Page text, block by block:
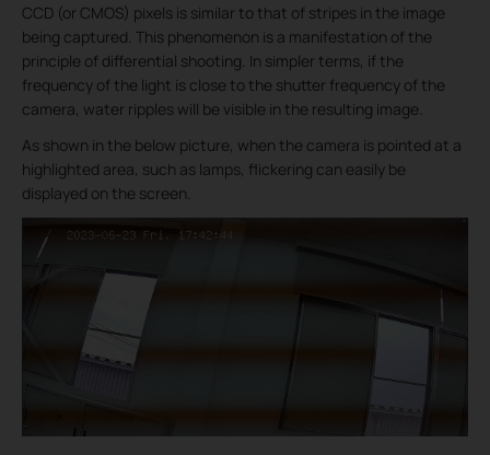
CCD (or CMOS) pixels is similar to that of stripes in the image
being captured. This phenomenon is a manifestation of the
principle of differential shooting. In simpler terms, if the
frequency of the light is close to the shutter frequency of the
camera, water ripples will be visible in the resulting image.
As shown in the below picture, when the camera is pointed at a
highlighted area, such as lamps, flickering can easily be
displayed on the screen.